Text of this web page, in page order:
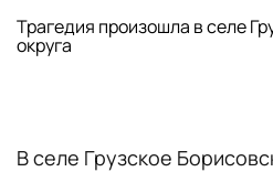
Трагедия произошла в селе
округа
В селе Грузское